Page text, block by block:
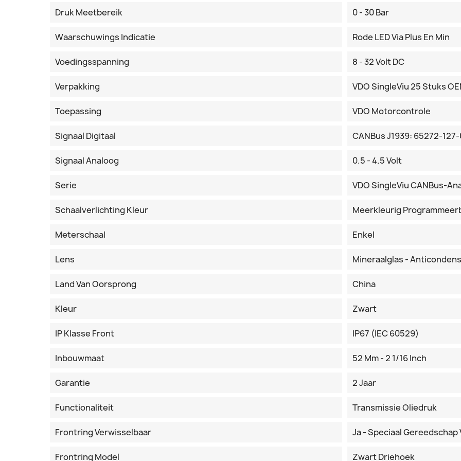
Druk Meetbereik 0 - 30 Bar
Waarschuwings Indicatie Rode LED Via Plus En Min
Voedingsspanning 8 - 32 Volt DC
Verpakking VDO SingleViu 25 Stuks
Toepassing VDO Motorcontrole
Signaal Digitaal CANBus J1939: 65272-
Signaal Analoog 0.5 - 4.5 Volt
Serie VDO SingleViu CANBus-
Schaalverlichting Kleur Meerkleurig
Meterschaal Enkel
Lens Mineraalglas - Anticondens
Land Van Oorsprong China
Kleur Zwart
IP Klasse Front IP67 (IEC 60529)
Inbouwmaat 52 Mm - 2 1/16 Inch
Garantie 2 Jaar
Functionaliteit Transmissie Oliedruk
Frontring Verwisselbaar Ja - Speciaal Gereedschap
Frontring Model Zwart Driehoek